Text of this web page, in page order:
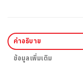
คำอธิบาย
ข้อมูลเพิ่มเติม